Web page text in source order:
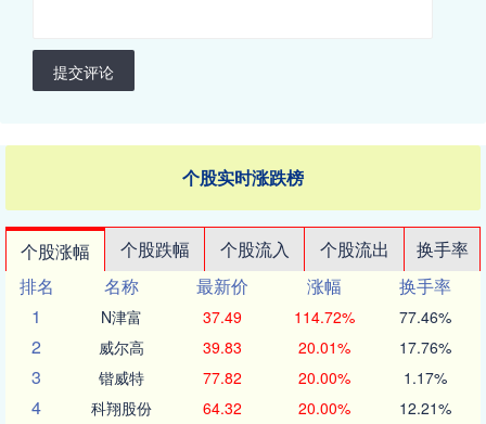
提交评论
个股实时涨跌榜
个股涨幅 个股跌幅 个股流入 个股流出
换手率
排名
名称 最新价 涨幅
换手率
1
N津富 37.49 114.72% 77.46%
2 威尔高 39.83 20.01% 17.76%
3 锴威特 77.82 20.00% 1.17%
4 科翔股份 64.32 20.00% 12.21%